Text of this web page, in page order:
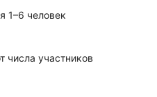
1–6 человек
числа участников